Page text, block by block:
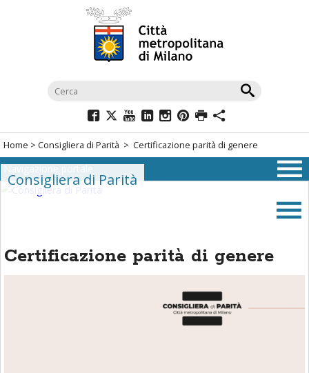
navigazione
menù
navigazione
contenuto
Salta
Home > Consigliera di Parità > Certificazione parità di genere
Navigazione portale
Consigliera di Parità
Certificazione parità di genere